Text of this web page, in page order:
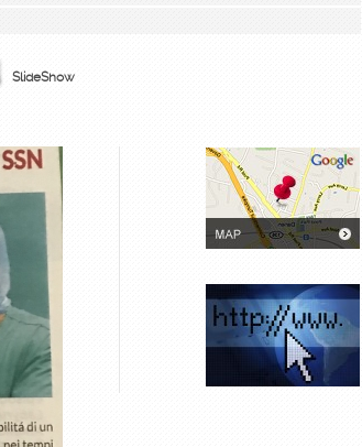
SlideShow